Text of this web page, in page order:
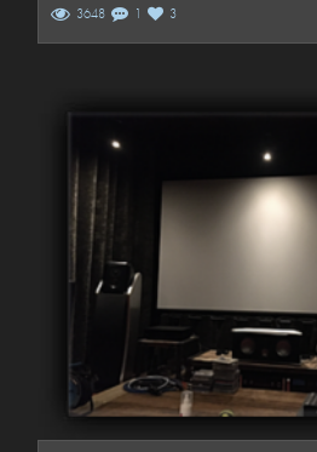
3648 1 3